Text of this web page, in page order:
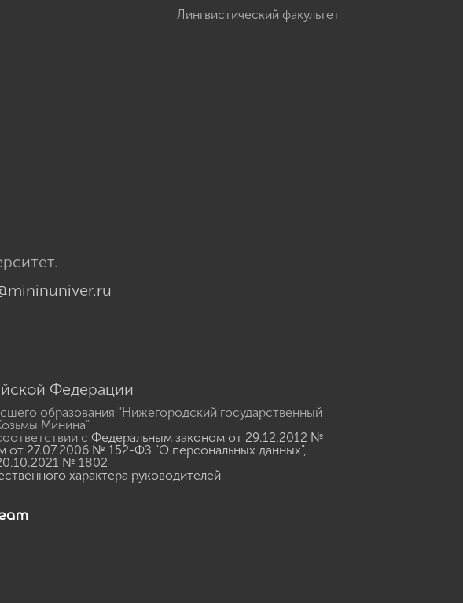
Лингвистический факультет
Федерации
образования "Нижегородский государственный
Минина"
с Федеральным законом от 29.12.2012 №
от 27.07.2006 № 152-ФЗ "О персональных данных",
№ 1802
характера руководителей